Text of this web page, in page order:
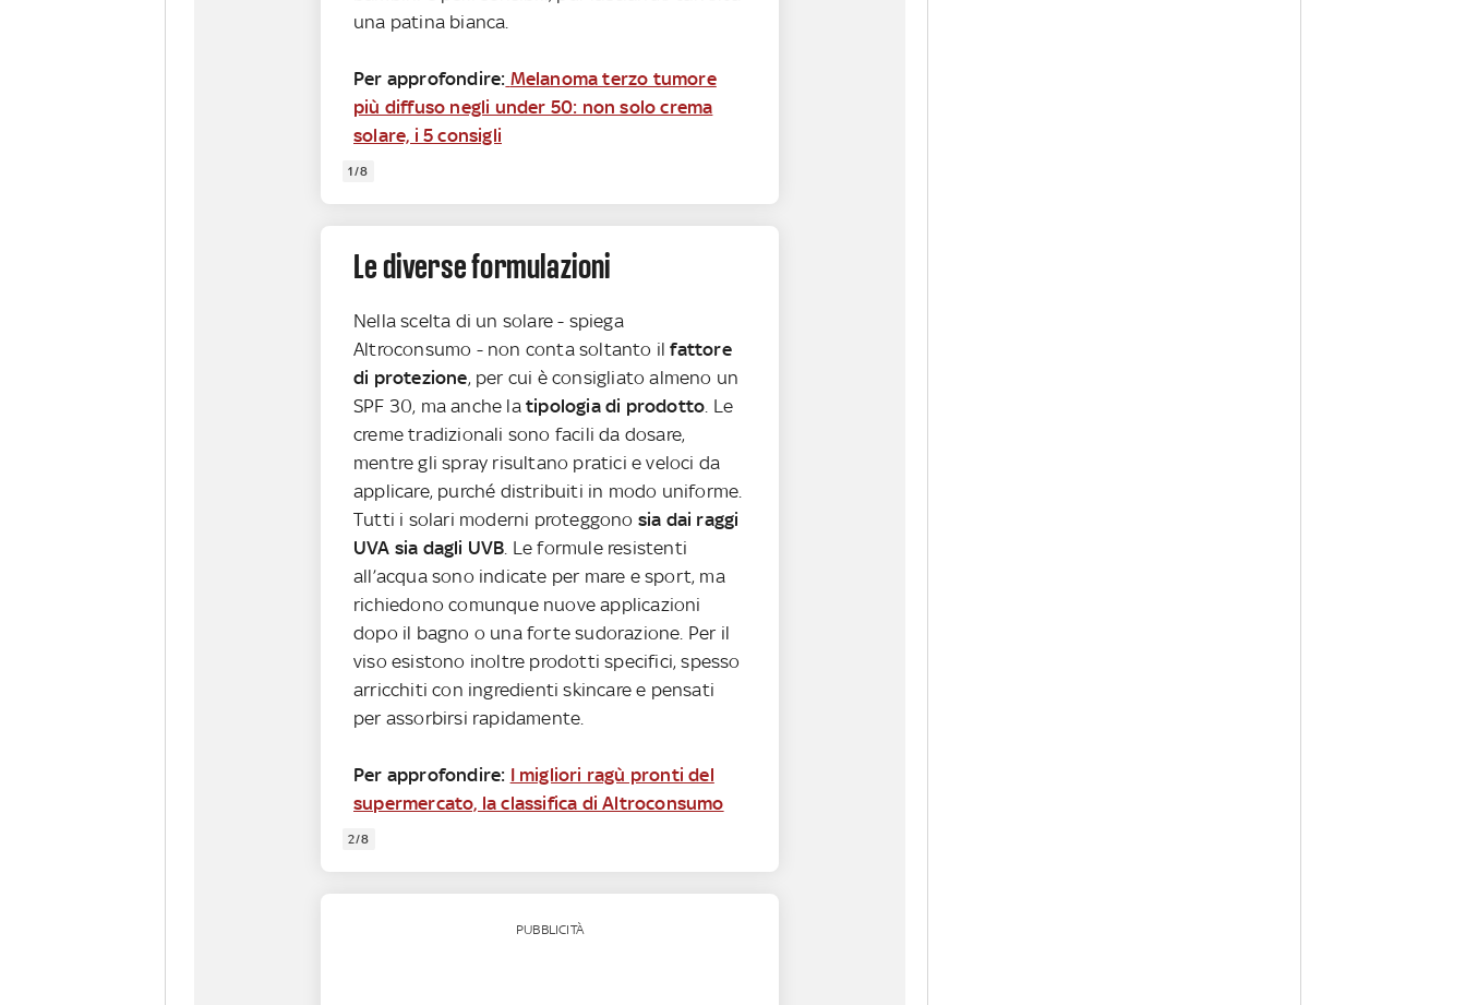
una patina bianca.
Per approfondire: Melanoma terzo tumore
più diffuso negli under 50: non solo crema
solare, i 5 consigli
1/8
Le diverse formulazioni
Nella scelta di un solare - spiega
Altroconsumo - non conta soltanto il fattore
di protezione, per cui è consigliato almeno un
SPF 30, ma anche la tipologia di prodotto. Le
creme tradizionali sono facili da dosare,
mentre gli spray risultano pratici e veloci da
applicare, purché distribuiti in modo uniforme.
Tutti i solari moderni proteggono sia dai raggi
UVA sia dagli UVB. Le formule resistenti
all’acqua sono indicate per mare e sport, ma
richiedono comunque nuove applicazioni
dopo il bagno o una forte sudorazione. Per il
viso esistono inoltre prodotti specifici, spesso
arricchiti con ingredienti skincare e pensati
per assorbirsi rapidamente.
Per approfondire: I migliori ragù pronti del
supermercato, la classifica di Altroconsumo
2/8
PUBBLICITÀ